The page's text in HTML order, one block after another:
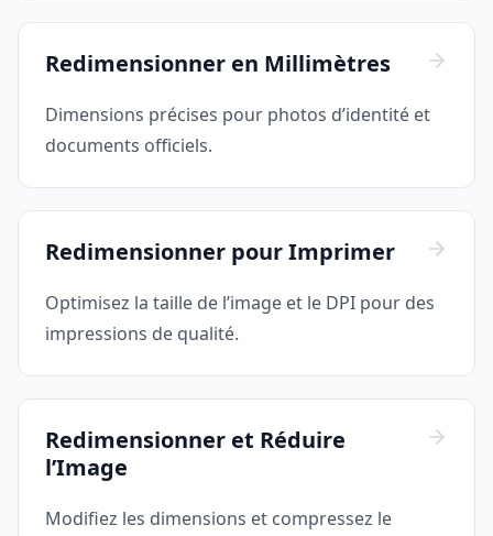
Redimensionner en Millimètres
Dimensions précises pour photos d’identité et
documents officiels.
Redimensionner pour Imprimer
Optimisez la taille de l’image et le DPI pour des
impressions de qualité.
Redimensionner et Réduire
l’Image
Modifiez les dimensions et compressez le